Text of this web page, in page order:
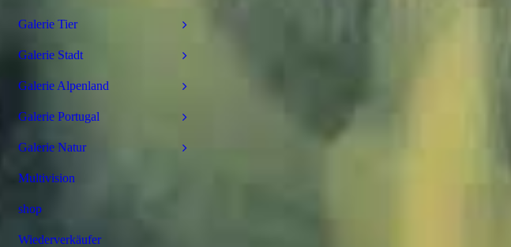
Galerie Tier
Galerie Stadt
Galerie Alpenland
Galerie Portugal
Galerie Natur
Multivision
shop
Wiederverkäufer